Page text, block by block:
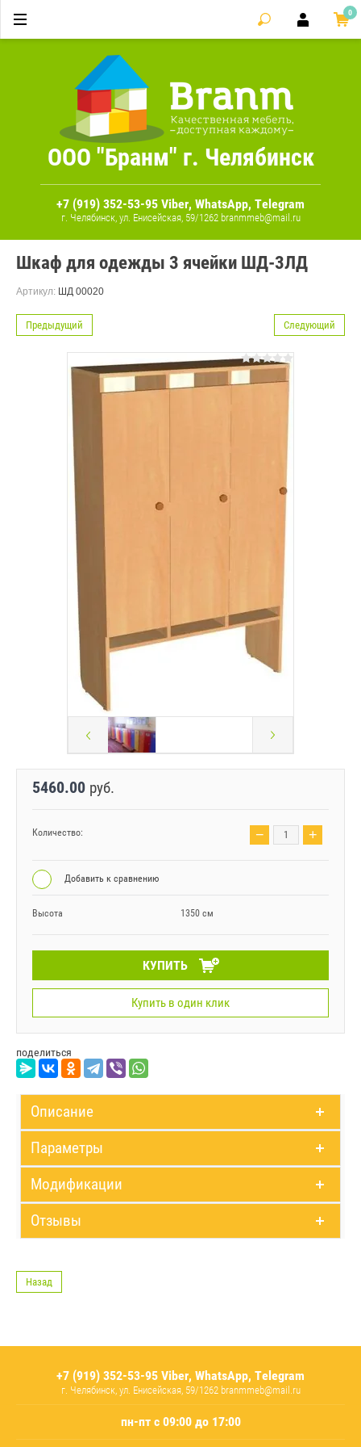
0
ООО "Бранм" г. Челябинск
+7 (919) 352-53-95 Viber, WhatsApp, Telegram
г. Челябинск, ул. Енисейская, 59/1262 branmmeb@mail.ru
Шкаф для одежды 3 ячейки ШД-3ЛД
Артикул: ШД 00020
Предыдущий Следующий
5460.00 руб.
Количество: − +
Добавить к сравнению
Высота 1350 см
КУПИТЬ
Купить в один клик
поделиться
Описание
Параметры
Модификации
Отзывы
Назад
пн-пт с 09:00 до 17:00
+7 (919) 352-53-95 Viber, WhatsApp, Telegram
г. Челябинск, ул. Енисейская, 59/1262 branmmeb@mail.ru